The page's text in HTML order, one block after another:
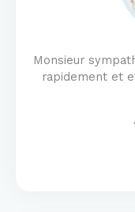
Monsieur
rapidement et